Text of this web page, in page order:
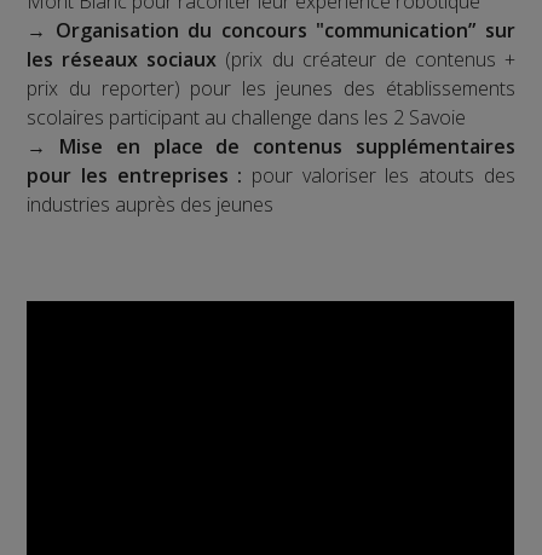
→ Organisation du concours "communication” sur
les réseaux sociaux (prix du créateur de contenus +
prix du reporter) pour les jeunes des établissements
scolaires participant au challenge dans les 2 Savoie
→ Mise en place de contenus supplémentaires
pour les entreprises : pour valoriser les atouts des
industries auprès des jeunes